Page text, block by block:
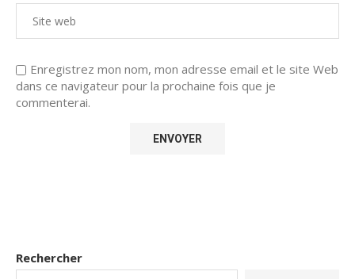
Enregistrez mon nom, mon adresse email et le site Web
dans ce navigateur pour la prochaine fois que je
commenterai.
Rechercher